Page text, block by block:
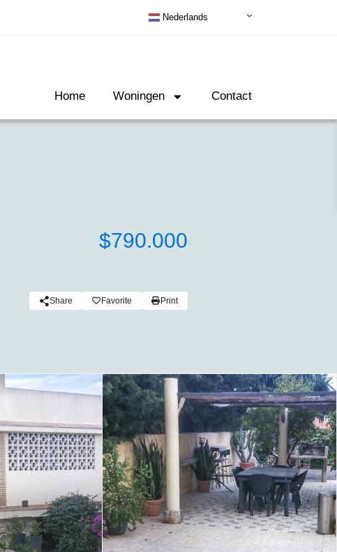
Nederlands
Home Woningen Contact
$790.000
Share Favorite Print